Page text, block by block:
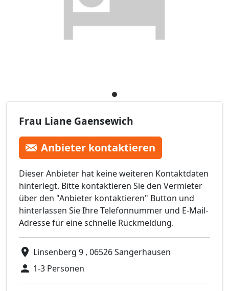
Frau Liane Gaensewich
Anbieter kontaktieren
Dieser Anbieter hat keine weiteren Kontaktdaten
hinterlegt. Bitte kontaktieren Sie den Vermieter
über den "Anbieter kontaktieren" Button und
hinterlassen Sie Ihre Telefonnummer und E-Mail-
Adresse für eine schnelle Rückmeldung.
Linsenberg 9 , 06526 Sangerhausen
1-3 Personen